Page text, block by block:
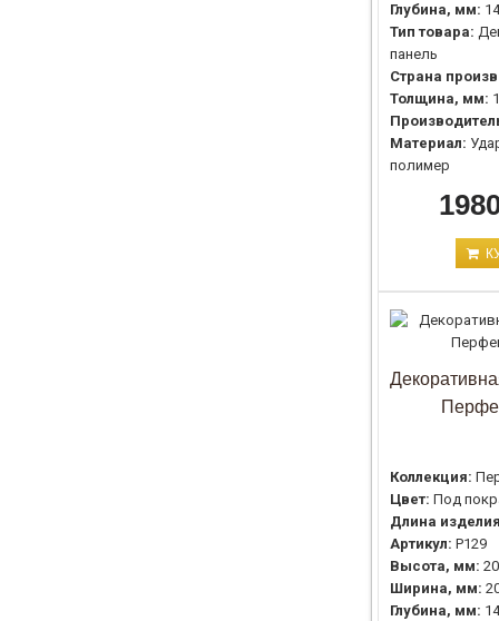
Глубина, мм: 14
Тип товара:
панель
Страна
Толщина, мм:
Материал:
полимер
Коллекция:
Цвет: Под
Длина
Артикул: P129
Высота, мм:
Ширина, мм:
Глубина, мм: 14